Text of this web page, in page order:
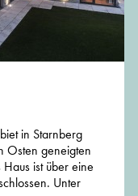
in Starnberg
Osten geneigten
ist über eine
Unter